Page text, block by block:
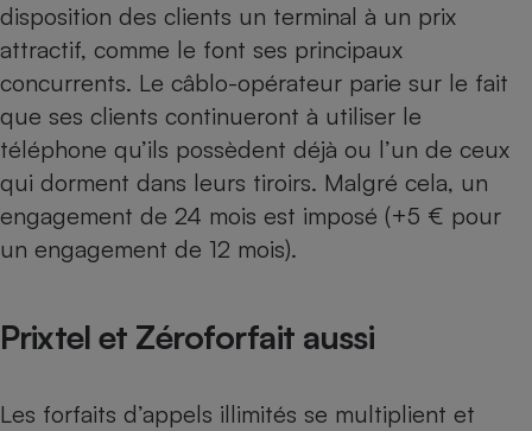
disposition des clients un terminal à un prix
attractif, comme le font ses principaux
concurrents. Le câblo-opérateur parie sur le fait
que ses clients continueront à utiliser le
téléphone qu’ils possèdent déjà ou l’un de ceux
qui dorment dans leurs tiroirs. Malgré cela, un
engagement de 24 mois est imposé (+5 € pour
un engagement de 12 mois).
Prixtel et Zéroforfait aussi
Les forfaits d’appels illimités se multiplient et
Climatiseur -
Ventilateur
Antivirus